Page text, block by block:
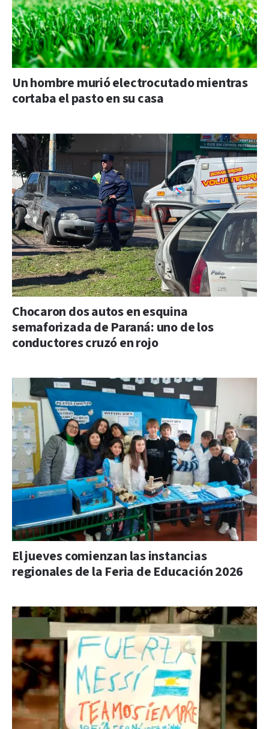
Un hombre murió electrocutado mientras
cortaba el pasto en su casa
Chocaron dos autos en esquina
semaforizada de Paraná: uno de los
conductores cruzó en rojo
El jueves comienzan las instancias
regionales de la Feria de Educación 2026